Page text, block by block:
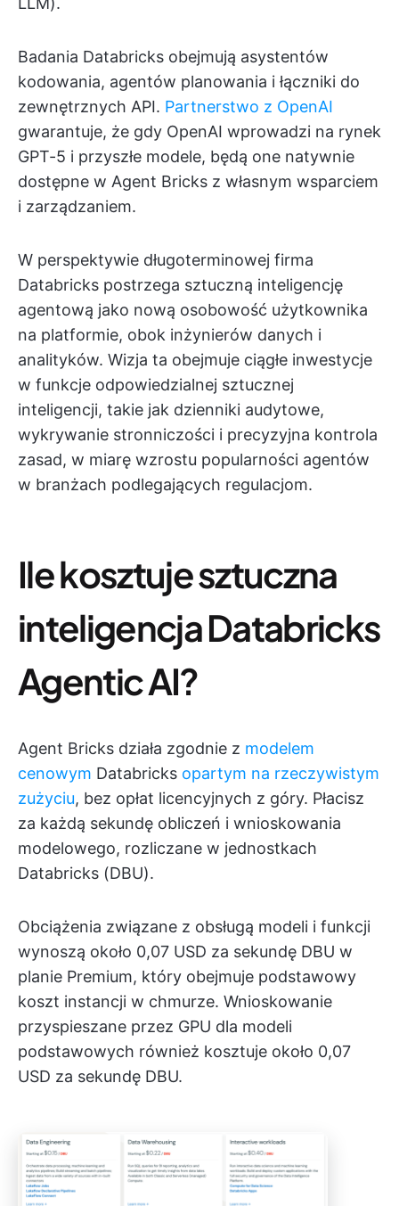
Badania Databricks obejmują asystentów
kodowania, agentów planowania i łączniki do
zewnętrznych API. Partnerstwo z OpenAI
gwarantuje, że gdy OpenAI wprowadzi na rynek
GPT-5 i przyszłe modele, będą one natywnie
dostępne w Agent Bricks z własnym wsparciem
i zarządzaniem.
W perspektywie długoterminowej firma
Databricks postrzega sztuczną inteligencję
agentową jako nową osobowość użytkownika
na platformie, obok inżynierów danych i
analityków. Wizja ta obejmuje ciągłe inwestycje
w funkcje odpowiedzialnej sztucznej
inteligencji, takie jak dzienniki audytowe,
wykrywanie stronniczości i precyzyjna kontrola
zasad, w miarę wzrostu popularności agentów
w branżach podlegających regulacjom.
Ile kosztuje sztuczna
inteligencja Databricks
Agentic AI?
Agent Bricks działa zgodnie z modelem
cenowym Databricks opartym na rzeczywistym
zużyciu, bez opłat licencyjnych z góry. Płacisz
za każdą sekundę obliczeń i wnioskowania
modelowego, rozliczane w jednostkach
Databricks (DBU).
Obciążenia związane z obsługą modeli i funkcji
wynoszą około 0,07 USD za sekundę DBU w
planie Premium, który obejmuje podstawowy
koszt instancji w chmurze. Wnioskowanie
przyspieszane przez GPU dla modeli
podstawowych również kosztuje około 0,07
USD za sekundę DBU.